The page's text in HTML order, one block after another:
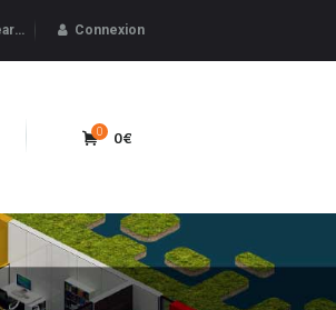
Connexion
0€
0